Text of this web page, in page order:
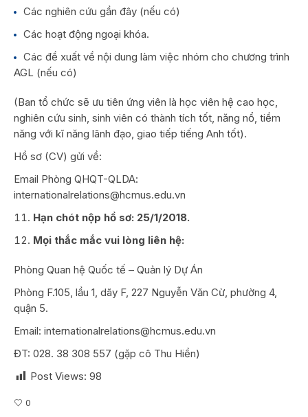
Các nghiên cứu gần đây (nếu có)
Các hoạt động ngoại khóa.
Các đề xuất về nội dung làm việc nhóm cho chương trình
AGL (nếu có)
(Ban tổ chức sẽ ưu tiên ứng viên là học viên hệ cao học,
nghiên cứu sinh, sinh viên có thành tích tốt, năng nổ, tiềm
năng với kĩ năng lãnh đạo, giao tiếp tiếng Anh tốt).
Hồ sơ (CV) gửi về:
Email Phòng QHQT-QLDA:
internationalrelations@hcmus.edu.vn
Hạn chót nộp hồ sơ: 25/1/2018.
Mọi thắc mắc vui lòng liên hệ:
Phòng Quan hệ Quốc tế – Quản lý Dự Án
Phòng F.105, lầu 1, dãy F, 227 Nguyễn Văn Cừ, phường 4,
quận 5.
Email: internationalrelations@hcmus.edu.vn
ĐT: 028. 38 308 557 (gặp cô Thu Hiền)
Post Views: 98
0